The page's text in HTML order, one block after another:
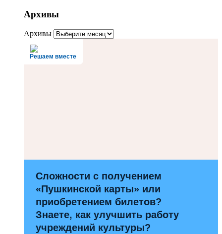
Архивы
Архивы
Решаем вместе
Сложности с получением
«Пушкинской карты» или
приобретением билетов?
Знаете, как улучшить работу
учреждений культуры?